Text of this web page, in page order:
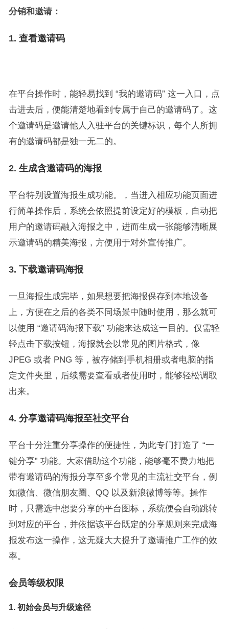
分销和邀请：
1. 查看邀请码
在平台操作时，能轻易找到 “我的邀请码” 这一入口，点
击进去后，便能清楚地看到专属于自己的邀请码了。这
个邀请码是邀请他人入驻平台的关键标识，每个人所拥
有的邀请码都是独一无二的。
2. 生成含邀请码的海报
平台特别设置海报生成功能。，当进入相应功能页面进
行简单操作后，系统会依照提前设定好的模板，自动把
用户的邀请码融入海报之中，进而生成一张能够清晰展
示邀请码的精美海报，方便用于对外宣传推广。
3. 下载邀请码海报
一旦海报生成完毕，如果想要把海报保存到本地设备
上，方便在之后的各类不同场景中随时使用，那么就可
以使用 “邀请码海报下载” 功能来达成这一目的。仅需轻
轻点击下载按钮，海报就会以常见的图片格式，像
JPEG 或者 PNG 等，被存储到手机相册或者电脑的指
定文件夹里，后续需要查看或者使用时，能够轻松调取
出来。
4. 分享邀请码海报至社交平台
平台十分注重分享操作的便捷性，为此专门打造了 “一
键分享” 功能。大家借助这个功能，能够毫不费力地把
带有邀请码的海报分享至多个常见的主流社交平台，例
如微信、微信朋友圈、QQ 以及新浪微博等等。操作
时，只需选中想要分享的平台图标，系统便会自动跳转
到对应的平台，并依据该平台既定的分享规则来完成海
报发布这一操作，这无疑大大提升了邀请推广工作的效
率。
会员等级权限
1. 初始会员与升级途径